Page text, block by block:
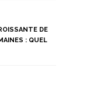
DE
: QUEL